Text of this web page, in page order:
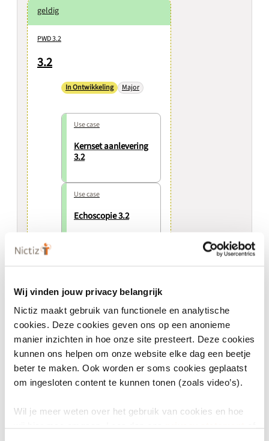
Wij vinden jouw privacy belangrijk
Nictiz maakt gebruik van functionele en analytische
cookies. Deze cookies geven ons op een anonieme
manier inzichten in hoe onze site presteert. Deze cookies
kunnen ons helpen om onze website elke dag een beetje
beter te maken. Ook worden er soms cookies geplaatst
om ingesloten content te kunnen tonen (zoals video’s).
Wil je meer weten over het gebruik van cookies en hoe
geldig
PWD 3.2
3.2
In Ontwikkeling Major
Use case
Kernset aanlevering
3.2
Use case
Echoscopie 3.2
oek 3.2
Algemeen